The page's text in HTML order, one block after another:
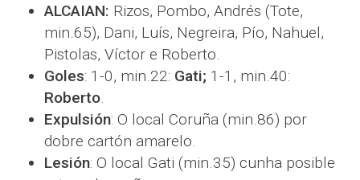
ALCAIAN: Rizos, Pombo, Andrés (Tote,
min.65), Dani, Luís, Negreira, Pío, Nahuel,
Pistolas, Víctor e Roberto.
Goles: 1-0, min.22: Gati; 1-1, min.40:
Roberto.
Expulsión: O local Coruña (min.86) por
dobre cartón amarelo.
Lesión: O local Gati (min.35) cunha posible